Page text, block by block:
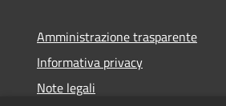
Amministrazione trasparente
Informativa privacy
Note legali